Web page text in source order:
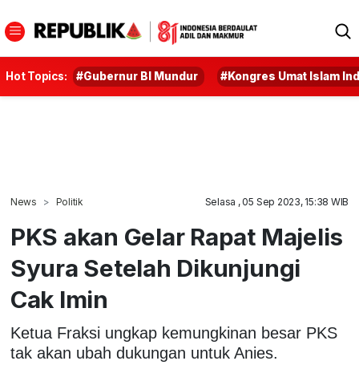
Hot Topics: #Gubernur BI Mundur #Kongres Umat Islam
News Politik Selasa , 05 Sep 2023, 15:38 WIB
PKS akan Gelar Rapat Majelis
Syura Setelah Dikunjungi
Cak Imin
Ketua Fraksi ungkap kemungkinan besar PKS
tak akan ubah dukungan untuk Anies.